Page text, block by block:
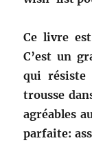
Ce livre
C’est un
qui résiste
trousse
agréables
parfaite: